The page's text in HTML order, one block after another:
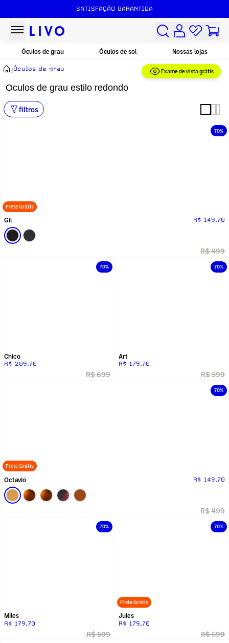
SATISFAÇÃO GARANTIDA
Exame de vista grátis
Óculos de grau Óculos de sol Nossas lojas
Oculos de grau estilo redondo
/Óculos de grau
filtros
70%
Frete Grátis
Gil R$ 149,70
R$ 499
70%
Chico
R$ 209,70
R$ 699
70%
Art
R$ 179,70
R$ 599
70%
Frete Grátis
Octavio R$ 149,70
R$ 499
70%
Miles
R$ 179,70
R$ 599
70%
Frete Grátis
Jules
R$ 179,70
R$ 599